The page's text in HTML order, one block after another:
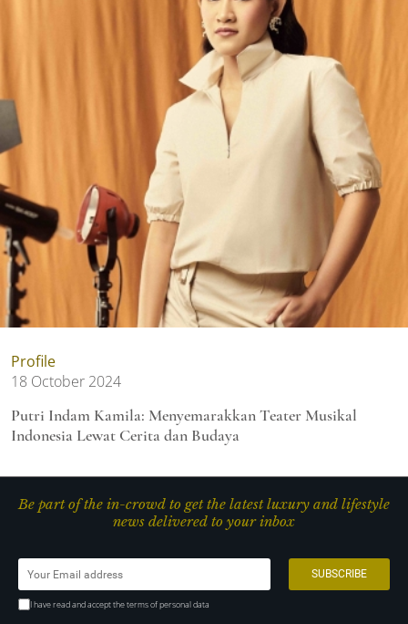
Profile
18 October 2024
Putri Indam Kamila: Menyemarakkan Teater Musikal
Indonesia Lewat Cerita dan Budaya
Be part of the in-crowd to get the latest luxury and lifestyle
news delivered to your inbox
I have read and accept the terms of personal data